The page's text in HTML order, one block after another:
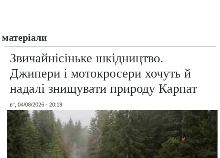
матеріали
Звичайнісіньке шкідництво.
Джипери і мотокросери хочуть й
надалі знищувати природу Карпат
вт, 04/08/2026 - 20:19